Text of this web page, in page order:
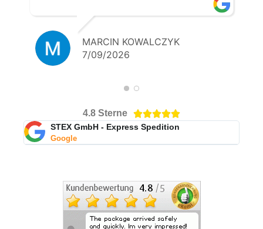
MARCIN KOWALCZYK
7/09/2026
4.8 Sterne 
STEX GmbH - Express Spedition
Google